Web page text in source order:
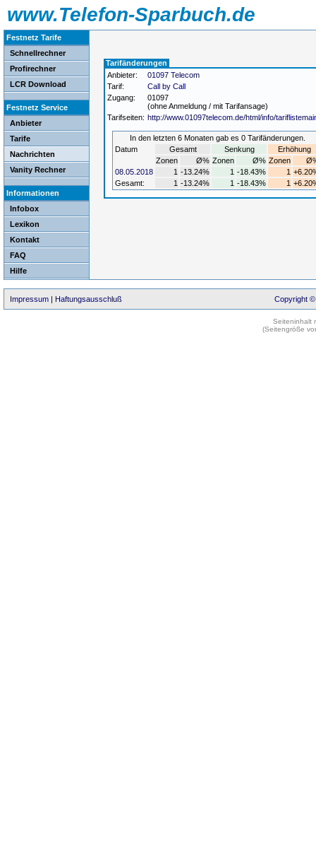
www.Telefon-Sparbuch.de
Festnetz Tarife
Schnellrechner
Profirechner
LCR Download
Festnetz Service
Anbieter
Tarife
Nachrichten
Vanity Rechner
Informationen
Infobox
Lexikon
Kontakt
FAQ
Hilfe
Tarifänderungen
Anbieter:
01097 Telecom
Tarif:
Call by Call
Zugang:
01097
(ohne Anmeldung / mit Tarifansage)
Tarifseiten: http://www.01097telecom.de/html/info/
In den letzten 6 Monaten gab es 0 Tarifänderungen.
Datum
Gesamt Senkung
Erhöhung
Zonen
Ø% Zonen Ø% Zonen
08.05.2018
1 -13.24% 1 -18.43% 1
Gesamt:
1 -13.24% 1 -18.43% 1
Impressum | Haftungsausschluß Copyright ©
Seiteninhalt
(Seitengröße